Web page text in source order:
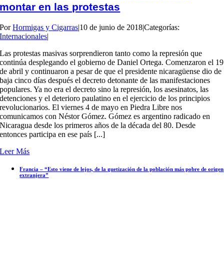
montar en las protestas
PorHormigas y Cigarras|10 de junio de 2018|Categorías:
Internacionales|
Las protestas masivas sorprendieron tanto como la represión que
continúa desplegando el gobierno de Daniel Ortega. Comenzaron el 19
de abril y continuaron a pesar de que el presidente nicaragüense dio de
baja cinco días después el decreto detonante de las manifestaciones
populares. Ya no era el decreto sino la represión, los asesinatos, las
detenciones y el deterioro paulatino en el ejercicio de los principios
revolucionarios. El viernes 4 de mayo en Piedra Libre nos
comunicamos con Néstor Gómez. Gómez es argentino radicado en
Nicaragua desde los primeros años de la década del 80. Desde
entonces participa en ese país [...]
Leer Más
Francia – “Esto viene de lejos, de la guetización de la población más pobre de origen
extranjera”